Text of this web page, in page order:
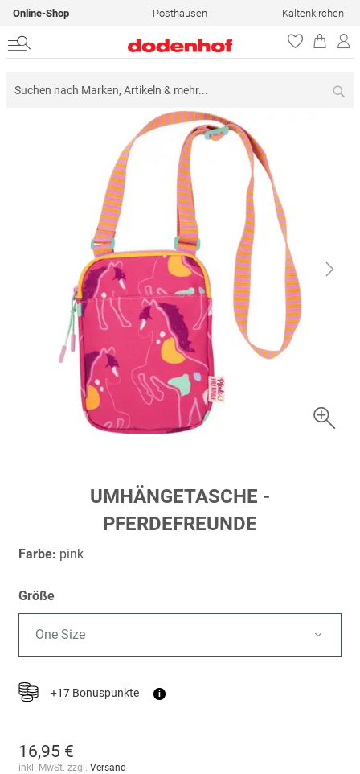
Online-Shop Posthausen Kaltenkirchen
springen
UMHÄNGETASCHE -
PFERDEFREUNDE
Farbe: pink
Größe
One Size
+17 Bonuspunkte i
16,95 €
inkl. MwSt. zzgl. Versand